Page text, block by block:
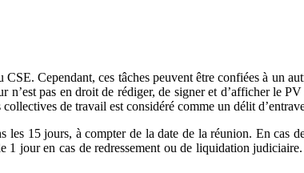
Cependant, ces tâches peuvent être confiées à un
n’est pas en droit de rédiger, de signer et d’afficher le
de travail est considéré comme un délit
15 jours, à compter de la date de la réunion. En cas
1 jour en cas de redressement ou de liquidation